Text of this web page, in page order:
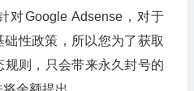
对Google Adsense，对于
础性政策，所以您为了获取
则，只会带来永久封号的